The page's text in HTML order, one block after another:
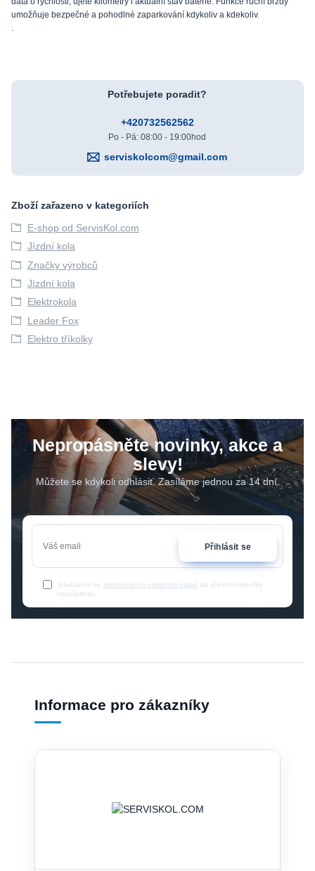
umožňuje bezpečné a pohodlné zaparkování kdykoliv a kdekoliv.
Potřebujete poradit?
+420732562562
Po - Pá: 08:00 - 19:00hod
serviskolcom@gmail.com
Zboží zařazeno v kategoriích
E-shop od ServisKol.com
Jízdní kola
Značky výrobců
Jízdní kola
Elektrokola
Leader Fox
Elektro tříkolky
Nepropásněte novinky, akce a
slevy!
Můžete se kdykoli odhlásit. Zasíláme jednou za 14 dní.
Přihlásit se
Souhlasím se zpracováním osobních údajů za účelem rozesílky
newsletteru.
Informace pro zákazníky